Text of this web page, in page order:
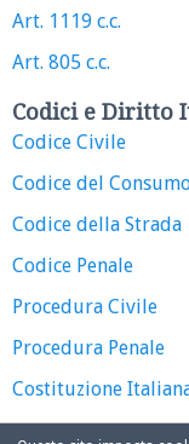
Art. 1119 c.c.
Art. 805 c.c.
Codici e Diritto
Codice Civile
Codice del
Codice della Strada
Codice Penale
Procedura Civile
Procedura Penale
Costituzione